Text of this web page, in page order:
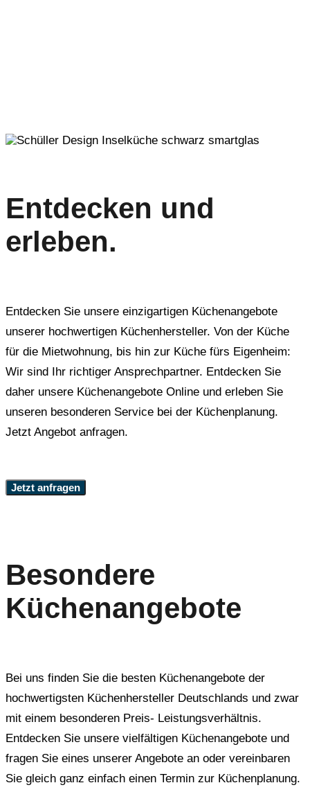
Entdecken und
erleben.
Entdecken Sie unsere einzigartigen Küchenangebote
unserer hochwertigen Küchenhersteller. Von der Küche
für die Mietwohnung, bis hin zur Küche fürs Eigenheim:
Wir sind Ihr richtiger Ansprechpartner. Entdecken Sie
daher unsere Küchenangebote Online und erleben Sie
unseren besonderen Service bei der Küchenplanung.
Jetzt Angebot anfragen.
Jetzt anfragen
Besondere
Küchenangebote
Bei uns finden Sie die besten Küchenangebote der
hochwertigsten Küchenhersteller Deutschlands und zwar
mit einem besonderen Preis- Leistungsverhältnis.
Entdecken Sie unsere vielfältigen Küchenangebote und
fragen Sie eines unserer Angebote an oder vereinbaren
Sie gleich ganz einfach einen Termin zur Küchenplanung.